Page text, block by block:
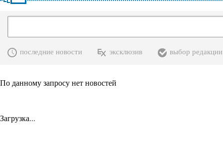
последние новости эксклюзив выбор редакции
По данному запросу нет новостей
Загрузка...